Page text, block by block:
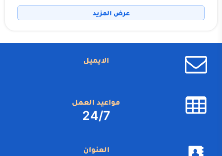
عرض المزيد
الايميل
مواعيد العمل
24/7
العنوان